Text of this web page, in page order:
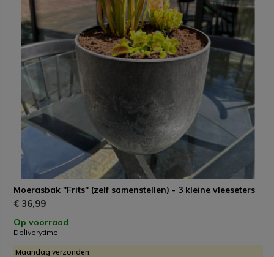
Moerasbak "Frits" (zelf samenstellen) - 3 kleine vleeseters
€ 36,99
Op voorraad
Deliverytime
Maandag verzonden